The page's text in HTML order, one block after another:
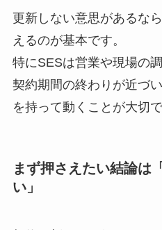
更新しない意思があるな
えるのが基本です。
特にSESは営業や現場の
契約期間の終わりが近づ
を持って動くことが大切で
まず押さえたい結論は
い」